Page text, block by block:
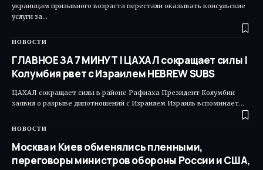
украинцам призывного возраста перестали оказывать консульские
услуги за…
НОВОСТИ
ГЛАВНОЕ ЗА 7 МИНУТ | ЦАХАЛ сокращает силы |
Колумбия рвет с Израилем HEBREW SUBS
ЦАХАЛ сокращает силы в районе Рафиаха Президент Колумбии
заявил о разрыве дипотношений с Израилем Израиль вспоминает…
НОВОСТИ
Москва и Киев обменялись пленными,
переговоры министров обороны России и США,